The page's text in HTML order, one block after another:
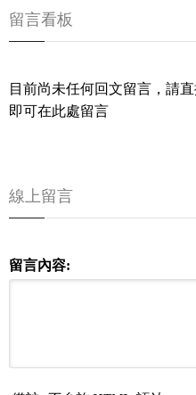
留言看板
目前尚未任何回文留言，請
即可在此處留言
線上留言
留言內容: